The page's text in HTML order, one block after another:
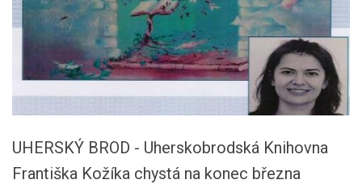
UHERSKÝ BROD - Uherskobrodská Knihovna
Františka Kožíka chystá na konec března